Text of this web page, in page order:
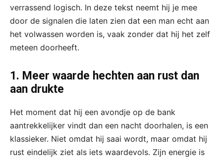
verrassend logisch. In deze tekst neemt hij je mee
door de signalen die laten zien dat een man echt aan
het volwassen worden is, vaak zonder dat hij het zelf
meteen doorheeft.
1. Meer waarde hechten aan rust dan
aan drukte
Het moment dat hij een avondje op de bank
aantrekkelijker vindt dan een nacht doorhalen, is een
klassieker. Niet omdat hij saai wordt, maar omdat hij
rust eindelijk ziet als iets waardevols. Zijn energie is